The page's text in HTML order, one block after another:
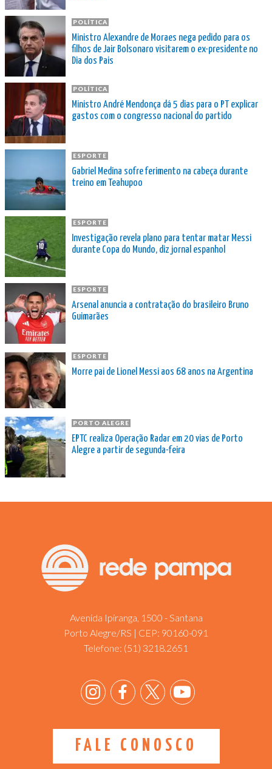
POLÍTICA
Ministro Alexandre de Moraes nega pedido para os
filhos de Jair Bolsonaro visitarem o ex-presidente no
Dia dos Pais
POLÍTICA
Ministro André Mendonça dá 5 dias para o PT explicar
gastos com o congresso nacional do partido
ESPORTE
Gabriel Medina sofre ferimento na cabeça durante
treino em Teahupoo
ESPORTE
Investigação revela plano para tentar matar Messi
durante Copa do Mundo, diz jornal espanhol
ESPORTE
Arsenal anuncia a contratação do brasileiro Bruno
Guimarães
ESPORTE
Morre pai de Lionel Messi aos 68 anos na Argentina
PORTO ALEGRE
EPTC realiza Operação Radar em 20 vias de Porto
Alegre a partir de segunda-feira
Avenida Ipiranga, 1500 - Santana
Porto Alegre/RS | CEP: 90160-091
Telefone: (51) 3218.2651
FALE CONOSCO